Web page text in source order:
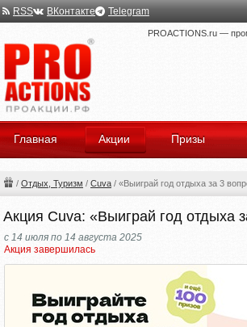
RSS ВКонтакте Telegram
PROACTIONS.ru —
Главная Акции Призы
/ Отдых, Туризм / Cuva / «Выиграй год отдыха за 3
Акция Cuva: «Выиграй год отдыха
с 14 июля по 14 августа 2025
Акция завершилась